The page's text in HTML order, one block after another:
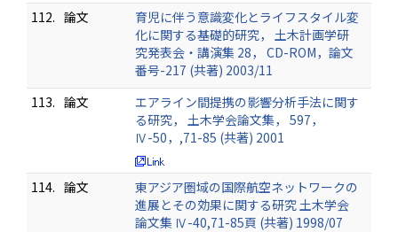
112. 論文
育児に伴う意識変化とライフスタイル変
化に関する基礎的研究， 土木計画学研
究発表会・講演集 28， CD-ROM，論文
番号-217 (共著) 2003/11
113. 論文
エアライン間提携の影響分析手法に関す
る研究， 土木学会論文集， 597，
Ⅳ-50，,71-85 (共著) 2001
114. 論文
東アジア圏域の国際航空ネットワークの
進展とその効果に関する研究 土木学会
論文集 Ⅳ-40,71-85頁 (共著) 1998/07